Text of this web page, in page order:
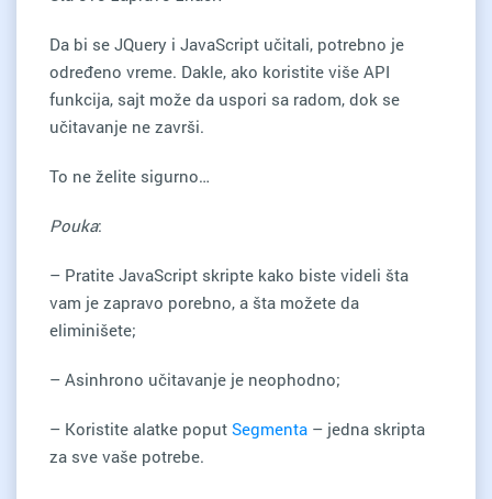
Da bi se JQuery i JavaScript učitali, potrebno je
određeno vreme. Dakle, ako koristite više API
funkcija, sajt može da uspori sa radom, dok se
učitavanje ne završi.
To ne želite sigurno…
Pouka:
– Pratite JavaScript skripte kako biste videli šta
vam je zapravo porebno, a šta možete da
eliminišete;
– Asinhrono učitavanje je neophodno;
– Koristite alatke poput Segmenta – jedna skripta
za sve vaše potrebe.